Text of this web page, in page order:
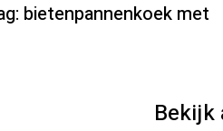
bietenpannenkoek met
Bekijk